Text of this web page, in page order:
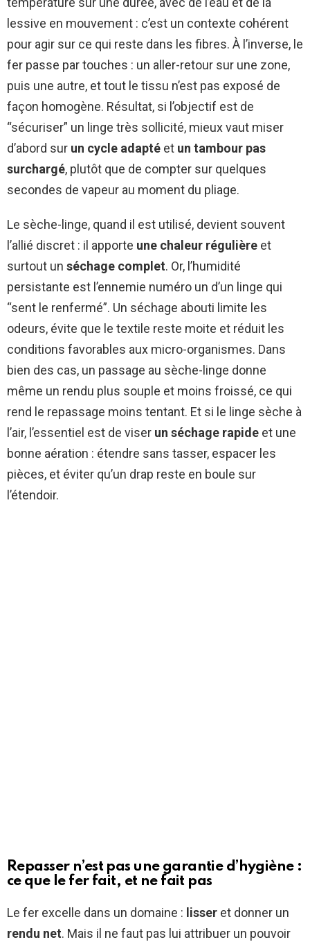
lessive en mouvement : c’est un contexte cohérent
pour agir sur ce qui reste dans les fibres. À l’inverse, le
fer passe par touches : un aller-retour sur une zone,
puis une autre, et tout le tissu n’est pas exposé de
façon homogène. Résultat, si l’objectif est de
“sécuriser” un linge très sollicité, mieux vaut miser
d’abord sur un cycle adapté et un tambour pas
surchargé, plutôt que de compter sur quelques
secondes de vapeur au moment du pliage.
Le sèche-linge, quand il est utilisé, devient souvent
l’allié discret : il apporte une chaleur régulière et
surtout un séchage complet. Or, l’humidité
persistante est l’ennemie numéro un d’un linge qui
“sent le renfermé”. Un séchage abouti limite les
odeurs, évite que le textile reste moite et réduit les
conditions favorables aux micro-organismes. Dans
bien des cas, un passage au sèche-linge donne
même un rendu plus souple et moins froissé, ce qui
rend le repassage moins tentant. Et si le linge sèche à
l’air, l’essentiel est de viser un séchage rapide et une
bonne aération : étendre sans tasser, espacer les
pièces, et éviter qu’un drap reste en boule sur
l’étendoir.
Repasser n’est pas une garantie d’hygiène :
ce que le fer fait, et ne fait pas
Le fer excelle dans un domaine : lisser et donner un
rendu net. Mais il ne faut pas lui attribuer un pouvoir